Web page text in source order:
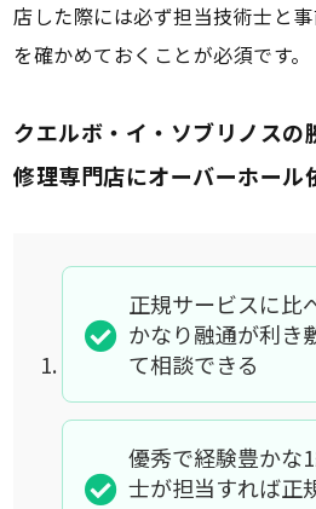
店した際には必ず担当技術士と
を確かめておくことが必須です。
クエルボ・イ・ソブリノスの
修理専門店にオーバーホール
正規サービスに比
かなり融通が利き
て相談できる
優秀で経験豊かな
士が担当すれば正